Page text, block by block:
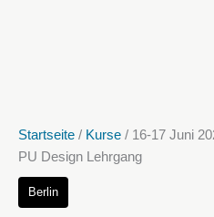
Startseite / Kurse / 16-17 Juni
PU Design Lehrgang
Berlin